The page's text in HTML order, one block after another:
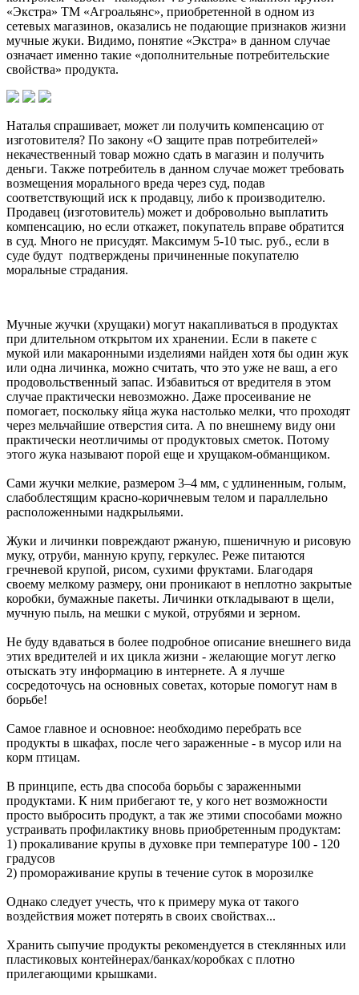
«Экстра» ТМ «Агроальянс», приобретенной в одном из
сетевых магазинов, оказались не подающие признаков жизни
мучные жуки. Видимо, понятие «Экстра» в данном случае
означает именно такие «дополнительные потребительские
свойства» продукта.
Наталья спрашивает, может ли получить компенсацию от
изготовителя? По закону «О защите прав потребителей»
некачественный товар можно сдать в магазин и получить
деньги. Также потребитель в данном случае может требовать
возмещения морального вреда через суд, подав
соответствующий иск к продавцу, либо к производителю.
Продавец (изготовитель) может и добровольно выплатить
компенсацию, но если откажет, покупатель вправе обратится
в суд. Много не присудят. Максимум 5-10 тыс. руб., если в
суде будут подтверждены причиненные покупателю
моральные страдания.
Мучные жучки (хрущаки) могут накапливаться в продуктах
при длительном открытом их хранении. Если в пакете с
мукой или макаронными изделиями найден хотя бы один жук
или одна личинка, можно считать, что это уже не ваш, а его
продовольственный запас. Избавиться от вредителя в этом
случае практически невозможно. Даже просеивание не
помогает, поскольку яйца жука настолько мелки, что проходят
через мельчайшие отверстия сита. А по внешнему виду они
практически неотличимы от продуктовых сметок. Потому
этого жука называют порой еще и хрущаком-обманщиком.
Сами жучки мелкие, размером 3–4 мм, с удлиненным, голым,
слабоблестящим красно-коричневым телом и параллельно
расположенными надкрыльями.
Жуки и личинки повреждают ржаную, пшеничную и рисовую
муку, отруби, манную крупу, геркулес. Реже питаются
гречневой крупой, рисом, сухими фруктами. Благодаря
своему мелкому размеру, они проникают в неплотно закрытые
коробки, бумажные пакеты. Личинки откладывают в щели,
мучную пыль, на мешки с мукой, отрубями и зерном.
Не буду вдаваться в более подробное описание внешнего вида
этих вредителей и их цикла жизни - желающие могут легко
отыскать эту информацию в интернете. А я лучше
сосредоточусь на основных советах, которые помогут нам в
борьбе!
Самое главное и основное: необходимо перебрать все
продукты в шкафах, после чего зараженные - в мусор или на
корм птицам.
В принципе, есть два способа борьбы с зараженными
продуктами. К ним прибегают те, у кого нет возможности
просто выбросить продукт, а так же этими способами можно
устраивать профилактику вновь приобретенным продуктам:
1) прокаливание крупы в духовке при температуре 100 - 120
градусов
2) промораживание крупы в течение суток в морозилке
Однако следует учесть, что к примеру мука от такого
воздействия может потерять в своих свойствах...
Хранить сыпучие продукты рекомендуется в стеклянных или
пластиковых контейнерах/банках/коробках с плотно
прилегающими крышками.